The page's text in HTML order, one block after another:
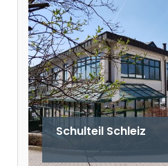
Schulteil Schleiz